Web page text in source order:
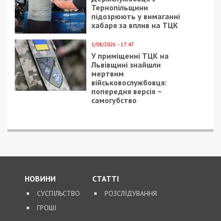
Тернопільщини
підозрюють у вимаганні
хабаря за вплив на ТЦК
1/08/2026 - 17:47
У приміщенні ТЦК на
Львівщині знайшли
мертвим
військовослужбовця:
попередня версія –
самогубство
НОВИНИ
СУСПІЛЬСТВО
ГРОШІ
СТАТТІ
РОЗСЛІДУВАННЯ